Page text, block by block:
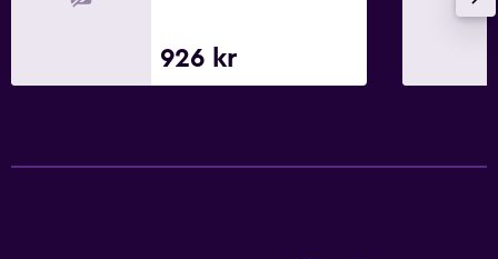
Försäljningsautomat (snacks)
926 kr